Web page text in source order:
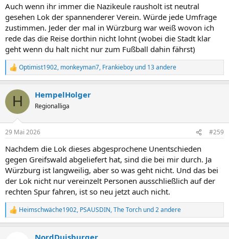
Auch wenn ihr immer die Nazikeule rausholt ist neutral
gesehen Lok der spannenderer Verein. Würde jede Umfrage
zustimmen. Jeder der mal in Würzburg war weiß wovon ich
rede das die Reise dorthin nicht lohnt (wobei die Stadt klar
geht wenn du halt nicht nur zum Fußball dahin fährst)
R
e
k
i
e
:
Optimist1902, monkeyman7, Frankieboy und 13 andere
H HempelHolger
Regionalliga
29 Mai 2026 #259
Nachdem die Lok dieses abgesprochene Unentschieden
gegen Greifswald abgeliefert hat, sind die bei mir durch. Ja
Würzburg ist langweilig, aber so was geht nicht. Und das bei
der Lok nicht nur vereinzelt Personen ausschließlich auf der
rechten Spur fahren, ist so neu jetzt auch nicht.
R
e
Heimschwäche1902, PSAUSDIN,The Torch und 2 andere